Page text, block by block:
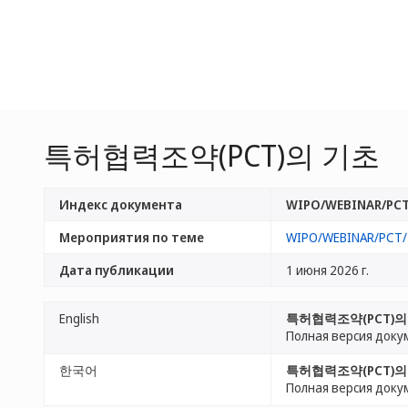
특허협력조약(PCT)의 기초
Индекс документа
WIPO/WEBINAR/
Мероприятия по теме
WIPO/WEBINAR/
Дата публикации
1 июня 2026 г.
English
특허협력조약(PCT)
Полная версия
한국어
특허협력조약(PCT)
Полная версия